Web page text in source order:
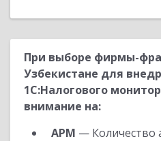
При выборе фирмы-
Узбекистане для
1С:Налогового
внимание на:
АРМ — Количество